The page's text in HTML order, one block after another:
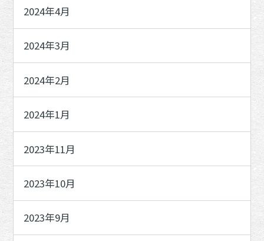
2024年4月
2024年3月
2024年2月
2024年1月
2023年11月
2023年10月
2023年9月